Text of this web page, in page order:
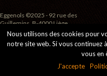
Eggenols ©2025 - 92 rue des
Guillemins, B-4000 Liège
Nous utilisons des cookies pour
notre site web. Si vous continuez
vous en
J'accepte